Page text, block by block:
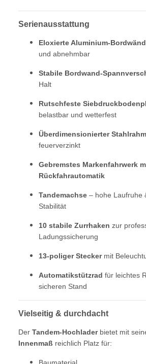
Serienausstattung
Eloxierte Aluminium-
und abnehmbar
Stabile Bordwand-
Halt
Rutschfeste
belastbar und wetterfest
Überdimensionierter
feuerverzinkt
Gebremstes Markenfahrwerk
Rückfahrautomatik
Tandemachse – hohe Laufruhe
Stabilität
10 stabile Zurrhaken zur
Ladungssicherung
13-poliger Steckermit
Automatikstützrad für leichtes
sicheren Stand
Vielseitig & durchdacht
Der Tandem-Hochladerbietet mit
Innenmaß reichlich Platz für:
Baumaterial